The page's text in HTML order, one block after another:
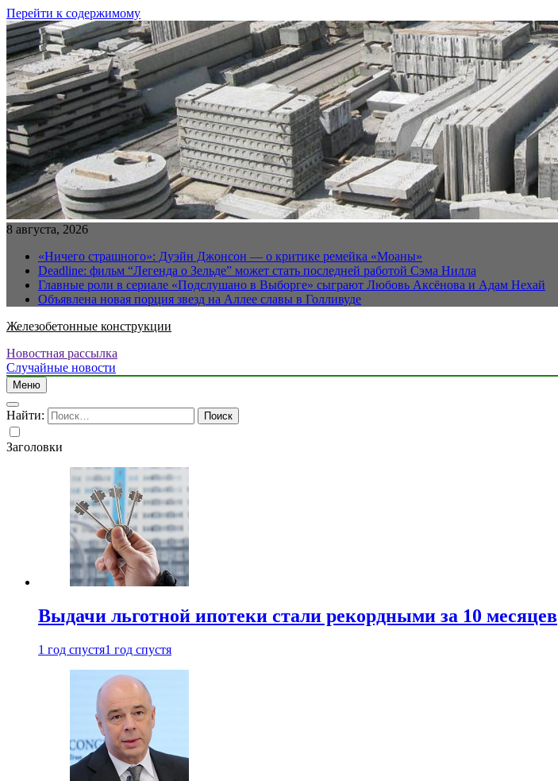
Перейти к содержимому
8 августа, 2026
«Ничего страшного»: Дуэйн Джонсон — о критике ремейка «Моаны»
Deadline: фильм “Легенда о Зельде” может стать последней работой Сэма Нилла
Главные роли в сериале «Подслушано в Выборге» сыграют Любовь Аксёнова и Адам Нехай
Объявлена новая порция звезд на Аллее славы в Голливуде
Железобетонные конструкции
Новостная рассылка
Случайные новости
Меню
Найти:
Заголовки
Выдачи льготной ипотеки стали рекордными за 10 месяцев
1 год спустя1 год спустя